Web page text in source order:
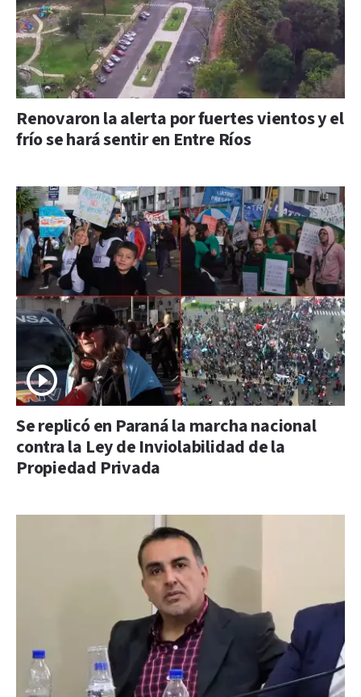
Renovaron la alerta por fuertes vientos y el
frío se hará sentir en Entre Ríos
Se replicó en Paraná la marcha nacional
contra la Ley de Inviolabilidad de la
Propiedad Privada